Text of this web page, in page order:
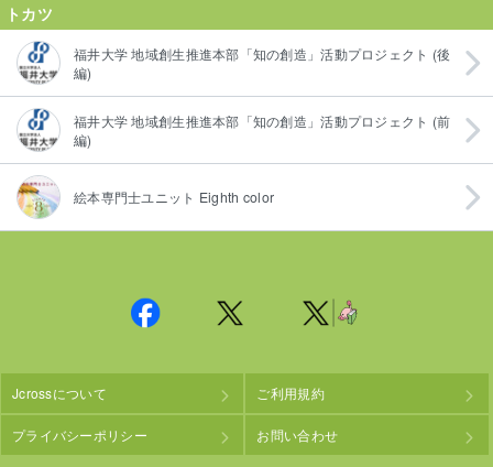
トカツ
福井大学 地域創生推進本部「知の創造」活動プロジェクト (後
編)
福井大学 地域創生推進本部「知の創造」活動プロジェクト (前
編)
絵本専門士ユニット Eighth color
Jcrossについて ご利用規約
プライバシーポリシー お問い合わせ